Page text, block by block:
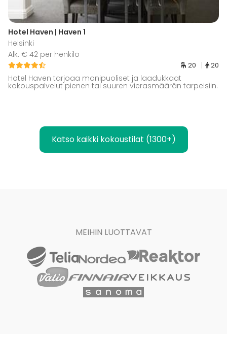
Hotel Haven | Haven 1
Helsinki
Alk. € 42 per henkilö
20 20
Hotel Haven tarjoaa monipuoliset ja laadukkaat
kokouspalvelut pienen tai suuren vierasmäärän tarpeisiin.
Katso kaikki kokoustilat (1300+)
MEIHIN LUOTTAVAT